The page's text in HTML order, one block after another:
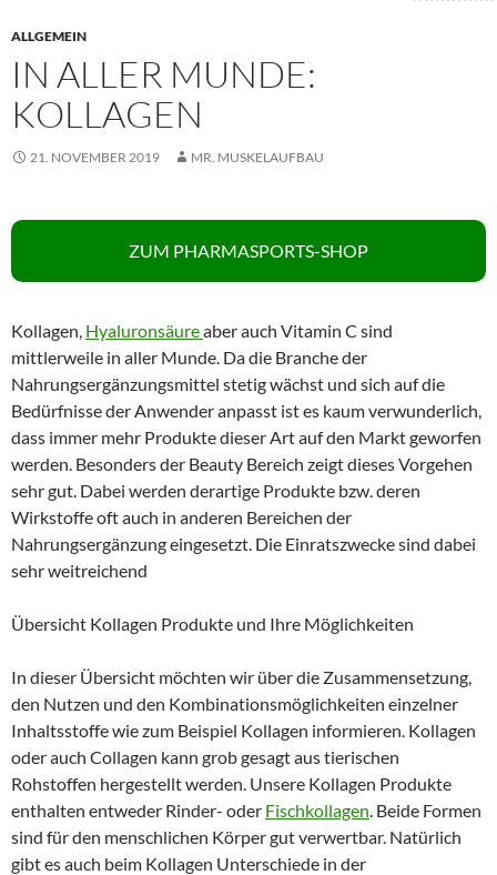
ALLGEMEIN
IN ALLER MUNDE:
KOLLAGEN
21. NOVEMBER 2019 MR. MUSKELAUFBAU
ZUM PHARMASPORTS-SHOP
Kollagen, Hyaluronsäureaber auch Vitamin C sind
mittlerweile in aller Munde. Da die Branche der
Nahrungsergänzungsmittel stetig wächst und sich auf die
Bedürfnisse der Anwender anpasst ist es kaum verwunderlich,
dass immer mehr Produkte dieser Art auf den Markt geworfen
werden. Besonders der Beauty Bereich zeigt dieses Vorgehen
sehr gut. Dabei werden derartige Produkte bzw. deren
Wirkstoffe oft auch in anderen Bereichen der
Nahrungsergänzung eingesetzt. Die Einratszwecke sind dabei
sehr weitreichend
Übersicht Kollagen Produkte und Ihre Möglichkeiten
In dieser Übersicht möchten wir über die Zusammensetzung,
den Nutzen und den Kombinationsmöglichkeiten einzelner
Inhaltsstoffe wie zum Beispiel Kollagen informieren. Kollagen
oder auch Collagen kann grob gesagt aus tierischen
Rohstoffen hergestellt werden. Unsere Kollagen Produkte
enthalten entweder Rinder- oder Fischkollagen. Beide Formen
sind für den menschlichen Körper gut verwertbar. Natürlich
gibt es auch beim Kollagen Unterschiede in der